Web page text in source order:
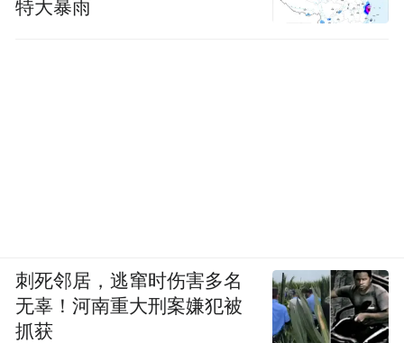
特大暴雨
刺死邻居，逃窜时伤害多名
无辜！河南重大刑案嫌犯被
抓获